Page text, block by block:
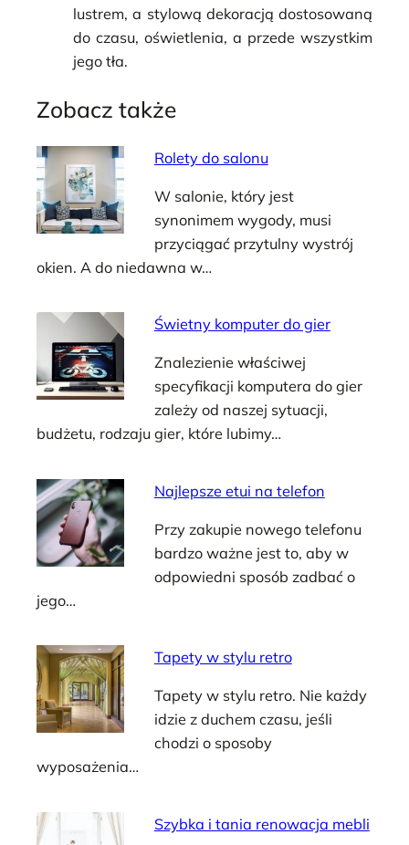
lustrem, a stylową dekoracją dostosowaną
do czasu, oświetlenia, a przede wszystkim
jego tła.
Zobacz także
Rolety do salonu
W salonie, który jest
synonimem wygody, musi
przyciągać przytulny wystrój
okien. A do niedawna w…
Świetny komputer do gier
Znalezienie właściwej
specyfikacji komputera do gier
zależy od naszej sytuacji,
budżetu, rodzaju gier, które lubimy…
Najlepsze etui na telefon
Przy zakupie nowego telefonu
bardzo ważne jest to, aby w
odpowiedni sposób zadbać o
jego…
Tapety w stylu retro
Tapety w stylu retro. Nie każdy
idzie z duchem czasu, jeśli
chodzi o sposoby
wyposażenia…
Szybka i tania renowacja mebli